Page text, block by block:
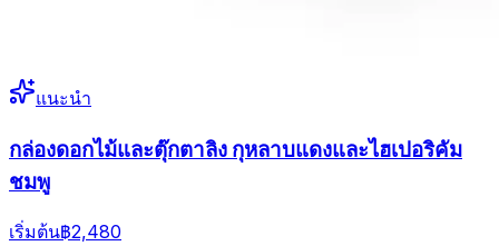
แนะนำ
กล่องดอกไม้และตุ๊กตาลิง กุหลาบแดงและไฮเปอริคัม
ชมพู
เริ่มต้น฿2,480